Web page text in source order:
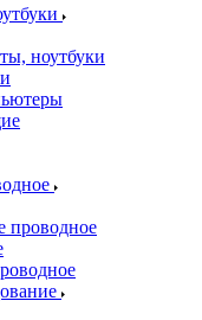
ноутбуки
проводное